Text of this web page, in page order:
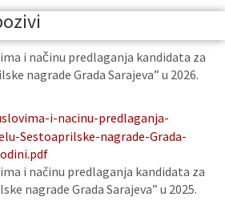
i načinu predlaganja kandidata za
nagrade Grada Sarajeva” u 2026.
i-nacinu-predlaganja-
Sestoaprilske-nagrade-Grada-
i načinu predlaganja kandidata za
nagrade Grada Sarajeva” u 2025.